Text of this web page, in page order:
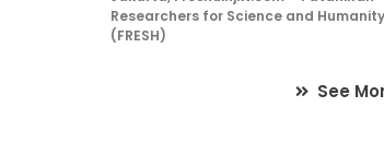
Researchers for Science and Humanity
(FRESH)
See